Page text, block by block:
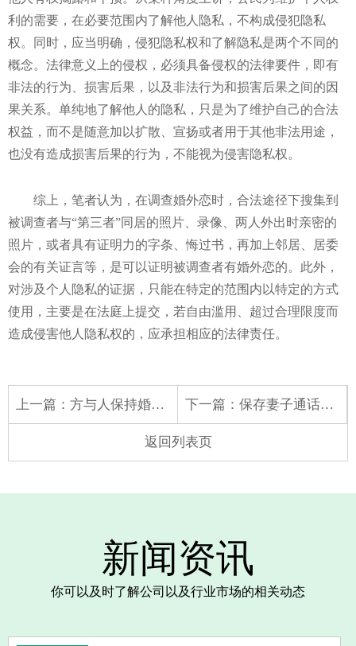
利的需要，在必要范围内了解他人隐私，不构成侵犯隐私
权。同时，应当明确，侵犯隐私权和了解隐私是两个不同的
概念。法律意义上的侵权，必须具备侵权的法律要件，即有
非法的行为、损害后果，以及非法行为和损害后果之间的因
果关系。单纯地了解他人的隐私，只是为了维护自己的合法
权益，而不是随意加以扩散、宣扬或者用于其他非法用途，
也没有造成损害后果的行为，不能视为侵害隐私权。
综上，笔者认为，在调查婚外恋时，合法途径下搜集到
被调查者与“第三者”同居的照片、录像、两人外出时亲密的
照片，或者具有证明力的字条、悔过书，再加上邻居、居委
会的有关证言等，是可以证明被调查者有婚外恋的。此外，
对涉及个人隐私的证据，只能在特定的范围内以特定的方式
使用，主要是在法庭上提交，若自由滥用、超过合理限度而
造成侵害他人隐私权的，应承担相应的法律责任。
上一篇： 方与人保持婚外情，但又不同意与另一方离婚怎么办- 下一篇： 保存妻子通话单5年作婚外情证据打离婚官司
返回列表页
新闻资讯
你可以及时了解公司以及行业市场的相关动态